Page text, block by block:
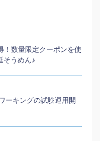
！数量限定クーポンを使
そうめん♪
ーキングの試験運用開